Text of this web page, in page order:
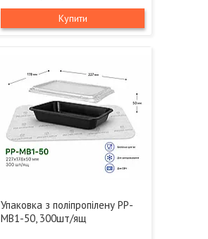
Купити
Упаковка з поліпропілену РР-
МВ1-50, 300шт/ящ